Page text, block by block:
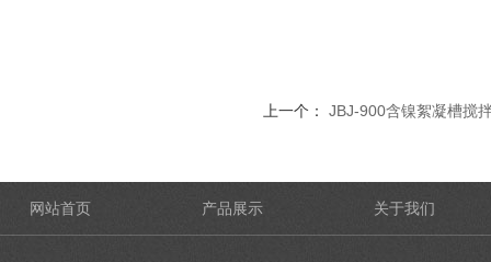
上一个： JBJ-900含镍絮凝槽搅
网站首页 产品展示 关于我们